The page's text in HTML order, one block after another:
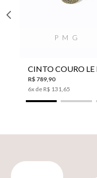
P M G
R$ 789 90
6x de R$ 131 65